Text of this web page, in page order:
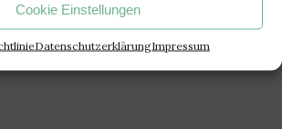
Cookie Einstellungen
DatenschutzerklärungImpressum